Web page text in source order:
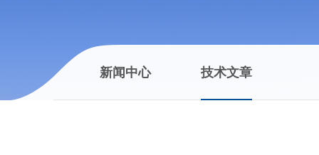
新闻中心 技术文章